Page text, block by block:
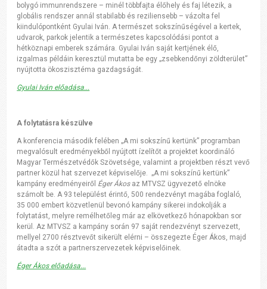
bolygó immunrendszere – minél többfajta élőhely és faj létezik, a
globális rendszer annál stabilabb és reziliensebb – vázolta fel
kiindulópontként Gyulai Iván. A természet sokszínűségével a kertek,
udvarok, parkok jelentik a természetes kapcsolódási pontot a
hétköznapi emberek számára. Gyulai Iván saját kertjének élő,
izgalmas példáin keresztül mutatta be egy „zsebkendőnyi zöldterület”
nyújtotta ökoszisztéma gazdagságát.
Gyulai Iván előadása...
A folytatásra készülve
A konferencia második felében „A mi sokszínű kertünk” programban
megvalósult eredményekből nyújtott ízelítőt a projektet koordináló
Magyar Természetvédők Szövetsége, valamint a projektben részt vevő
partner közül hat szervezet képviselője. „A mi sokszínű kertünk”
kampány eredményeiről Éger Ákosaz MTVSZ ügyvezető elnöke
számolt be. A 93 települést érintő, 500 rendezvényt magába foglaló,
35 000 embert közvetlenül bevonó kampány sikerei indokolják a
folytatást, melyre remélhetőleg már az elkövetkező hónapokban sor
kerül. Az MTVSZ a kampány során 97 saját rendezvényt szervezett,
mellyel 2700 résztvevőt sikerült elérni – összegezte Éger Ákos, majd
átadta a szót a partnerszervezetek képviselőinek.
Éger Ákos előadása...